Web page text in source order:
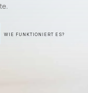
WIE FUNKTIONIERT ES?